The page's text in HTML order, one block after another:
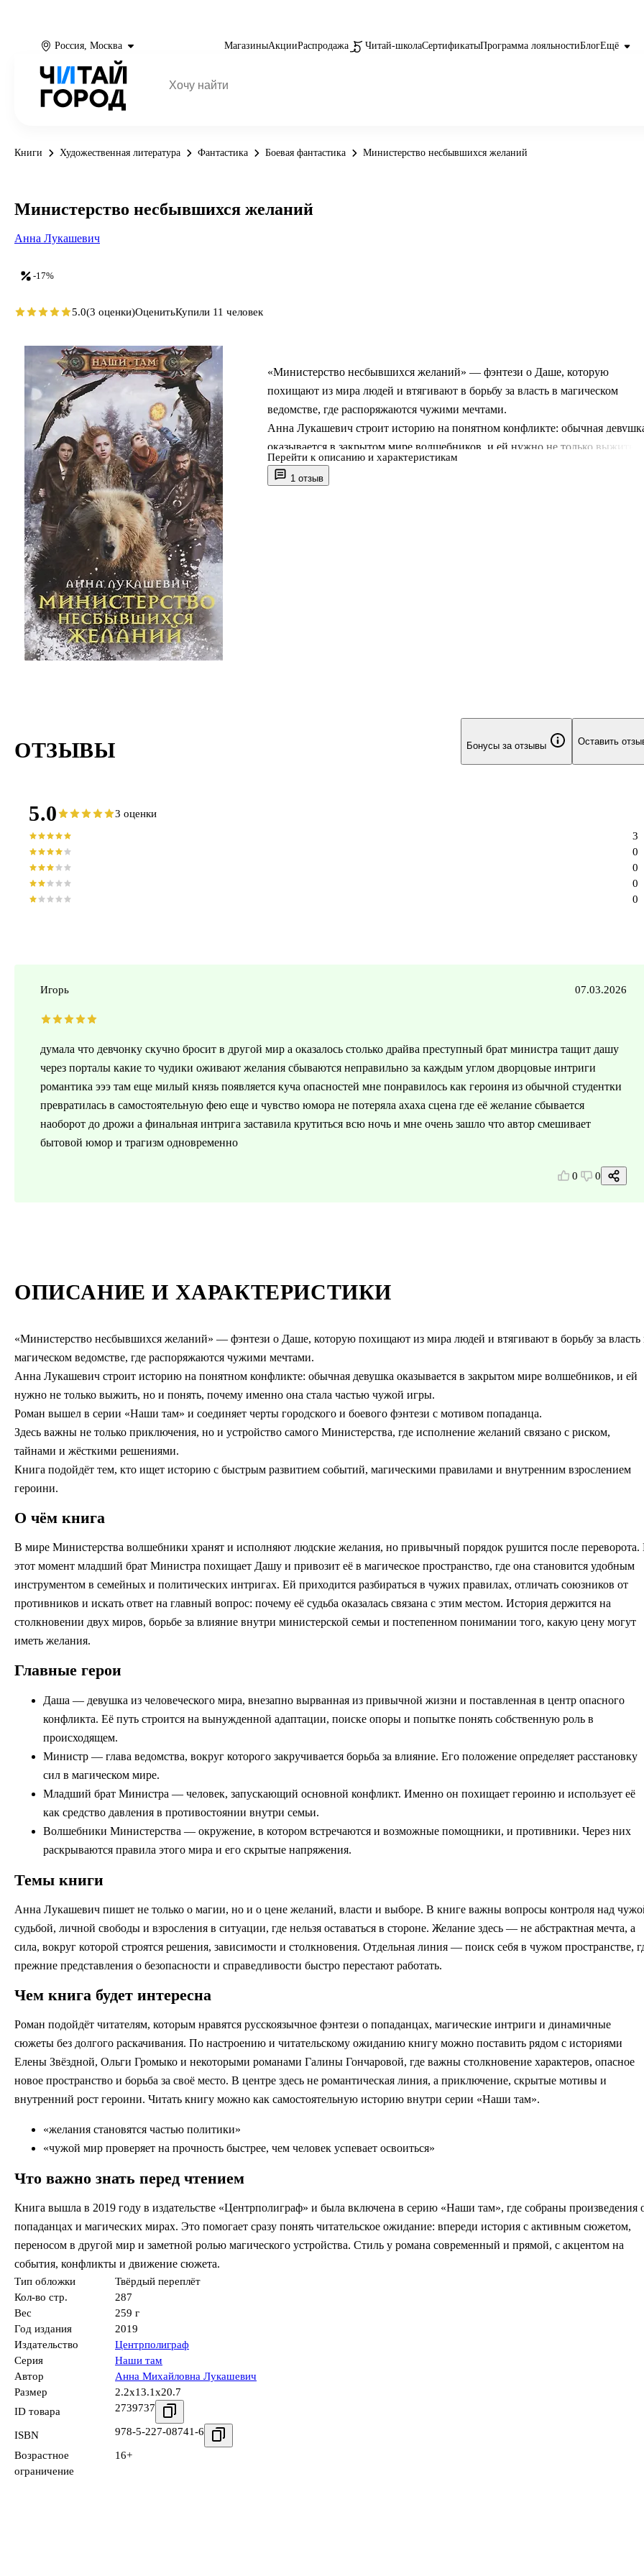
Россия, Москва МагазиныАкцииРаспродажа Читай-школаСертификатыПрограмма лояльностиБлогЕщё
Книги Художественная литература Фантастика Боевая фантастика Министерство несбывшихся желаний
1 отзыв
«Министерство несбывшихся желаний» — фэнтези о Даше, которую
похищают из мира людей и втягивают в борьбу за власть в магическом
ведомстве, где распоряжаются чужими мечтами.
Анна Лукашевич строит историю на понятном конфликте: обычная
оказывается в закрытом мире волшебников, и ей нужно не только выжить,
и понять, почему именно она стала частью чужой игры.
Роман вышел в серии «Наши там» и соединяет черты городского и боевого
Перейти к описанию и характеристикам
-17%
Министерство несбывшихся желаний
Анна Лукашевич
5.0(3 оценки)ОценитьКупили 11 человек
ОПИСАНИЕ И ХАРАКТЕРИСТИКИ
«Министерство несбывшихся желаний» — фэнтези о Даше, которую похищают из мира людей и втягивают в борьбу за власть
магическом ведомстве, где распоряжаются чужими мечтами.
Анна Лукашевич строит историю на понятном конфликте: обычная девушка оказывается в закрытом мире волшебников, и ей
нужно не только выжить, но и понять, почему именно она стала частью чужой игры.
Роман вышел в серии «Наши там» и соединяет черты городского и боевого фэнтези с мотивом попаданца.
Здесь важны не только приключения, но и устройство самого Министерства, где исполнение желаний связано с риском,
тайнами и жёсткими решениями.
Книга подойдёт тем, кто ищет историю с быстрым развитием событий, магическими правилами и внутренним взрослением
героини.
О чём книга
В мире Министерства волшебники хранят и исполняют людские желания, но привычный порядок рушится после переворота.
этот момент младший брат Министра похищает Дашу и привозит её в магическое пространство, где она становится удобным
инструментом в семейных и политических интригах. Ей приходится разбираться в чужих правилах, отличать союзников от
противников и искать ответ на главный вопрос: почему её судьба оказалась связана с этим местом. История держится на
столкновении двух миров, борьбе за влияние внутри министерской семьи и постепенном понимании того, какую цену могут
иметь желания.
Главные герои
Даша — девушка из человеческого мира, внезапно вырванная из привычной жизни и поставленная в центр опасного
конфликта. Её путь строится на вынужденной адаптации, поиске опоры и попытке понять собственную роль в
происходящем.
Министр — глава ведомства, вокруг которого закручивается борьба за влияние. Его положение определяет расстановку
сил в магическом мире.
Младший брат Министра — человек, запускающий основной конфликт. Именно он похищает героиню и использует её
как средство давления в противостоянии внутри семьи.
Волшебники Министерства — окружение, в котором встречаются и возможные помощники, и противники. Через них
раскрываются правила этого мира и его скрытые напряжения.
Темы книги
Анна Лукашевич пишет не только о магии, но и о цене желаний, власти и выборе. В книге важны вопросы контроля над
судьбой, личной свободы и взросления в ситуации, где нельзя оставаться в стороне. Желание здесь — не абстрактная мечта, а
сила, вокруг которой строятся решения, зависимости и столкновения. Отдельная линия — поиск себя в чужом пространстве,
прежние представления о безопасности и справедливости быстро перестают работать.
Чем книга будет интересна
Роман подойдёт читателям, которым нравятся русскоязычное фэнтези о попаданцах, магические интриги и динамичные
сюжеты без долгого раскачивания. По настроению и читательскому ожиданию книгу можно поставить рядом с историями
Елены Звёздной, Ольги Громыко и некоторыми романами Галины Гончаровой, где важны столкновение характеров, опасное
новое пространство и борьба за своё место. В центре здесь не романтическая линия, а приключение, скрытые мотивы и
внутренний рост героини. Читать книгу можно как самостоятельную историю внутри серии «Наши там».
«желания становятся частью политики»
«чужой мир проверяет на прочность быстрее, чем человек успевает освоиться»
Что важно знать перед чтением
Книга вышла в 2019 году в издательстве «Центрполиграф» и была включена в серию «Наши там», где собраны произведения
попаданцах и магических мирах. Это помогает сразу понять читательское ожидание: впереди история с активным сюжетом,
переносом в другой мир и заметной ролью магического устройства. Стиль у романа современный и прямой, с акцентом на
события, конфликты и движение сюжета.
Тип обложки
Твёрдый переплёт
Кол-во стр.
287
Вес
259 г
Год издания
2019
Издательство
Центрполиграф
Серия
Наши там
Автор
Анна Михайловна Лукашевич
Размер
2.2x13.1x20.7
ID товара
2739737
ISBN 978-5-227-08741-6
Возрастное
ограничение
16+
ОТЗЫВЫ Бонусы за отзывы Оставить
5.0 3 оценки
0
0
0
0
3
Игорь 07.03.2026
думала что девчонку скучно бросит в другой мир а оказалось столько драйва преступный брат министра тащит дашу
через порталы какие то чудики оживают желания сбываются неправильно за каждым углом дворцовые интриги
романтика эээ там еще милый князь появляется куча опасностей мне понравилось как героиня из обычной студентки
превратилась в самостоятельную фею еще и чувство юмора не потеряла ахаха сцена где её желание сбывается
наоборот до дрожи а финальная интрига заставила крутиться всю ночь и мне очень зашло что автор смешивает
бытовой юмор и трагизм одновременно
0 0